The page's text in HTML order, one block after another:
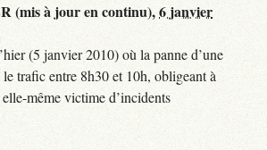
(mis à jour en continu),6 janvier
(5 janvier 2010) où la panne d’une
trafic entre 8h30 et 10h, obligeant à
même victime d’incidents